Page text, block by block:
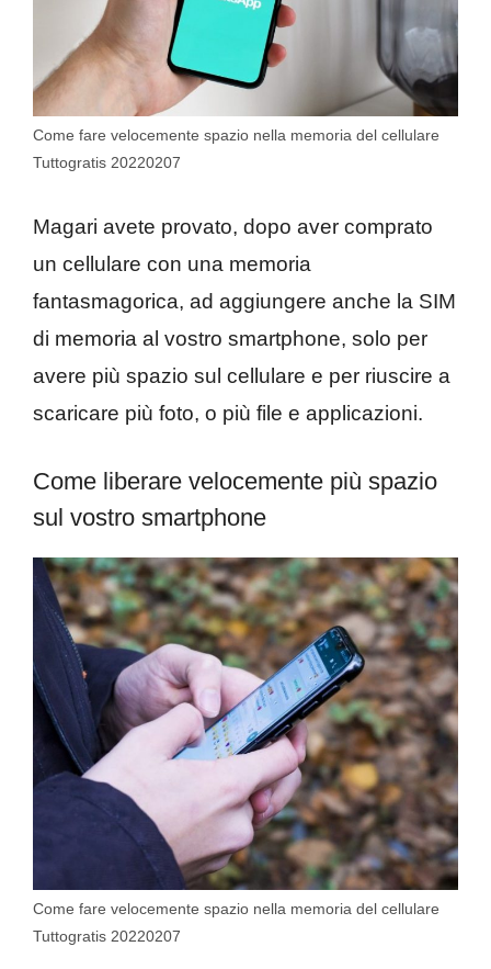
Come fare velocemente spazio nella memoria del cellulare
Tuttogratis 20220207
Magari avete provato, dopo aver comprato
un cellulare con una memoria
fantasmagorica, ad aggiungere anche la SIM
di memoria al vostro smartphone, solo per
avere più spazio sul cellulare e per riuscire a
scaricare più foto, o più file e applicazioni.
Come liberare velocemente più spazio
sul vostro smartphone
Come fare velocemente spazio nella memoria del cellulare
Tuttogratis 20220207